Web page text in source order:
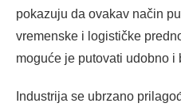
pokazuju da ovakav način
vremenske i logističke
moguće je putovati udobno i
Industrija se ubrzano